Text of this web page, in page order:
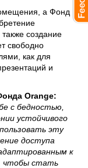
а Фонд
создание
свободно
как для
и
Orange:
с бедностью,
устойчивого
эту
доступа
к
чтобы стать